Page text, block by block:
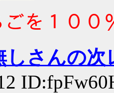
ごを１０
しさんの次